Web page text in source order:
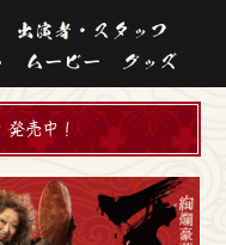
出演者・スタッフ
ムービー グッズ
発売中！